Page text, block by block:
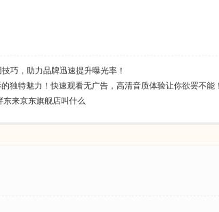
巧，助力品牌迅速提升曝光率！
独特魅力！快速观看无广告，高清音质体验让你欲罢不能！
东来京东旗舰店叫什么